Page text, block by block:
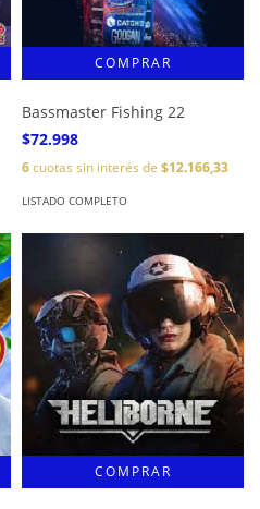
Bassmaster Fishing 22
$72.998
6cuotas sin interés de $12.166,33
LISTADO COMPLETO